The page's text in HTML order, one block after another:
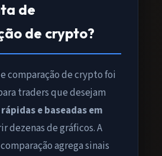
de
de crypto?
comparação de crypto foi
traders que desejam
e baseadas em
dezenas de gráficos. A
agrega sinais